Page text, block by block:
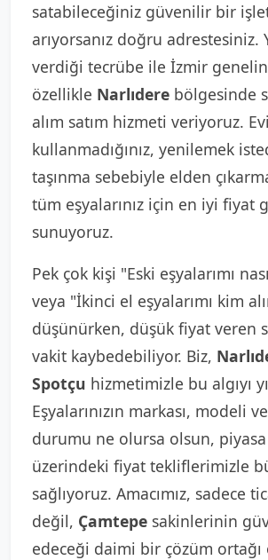
satabileceğiniz güvenilir bir
arıyorsanız doğru adrestesiniz.
verdiği tecrübe ile İzmir
özellikle Narlıdere bölgesinde
alım satım hizmeti veriyoruz.
kullanmadığınız, yenilemek
taşınma sebebiyle elden
tüm eşyalarınız için en iyi fiyat
sunuyoruz.
Pek çok kişi "Eski eşyalarımı
veya "İkinci el eşyalarımı kim
düşünürken, düşük fiyat veren
vakit kaybedebiliyor. Biz,
Spotçu hizmetimizle bu algıyı
Eşyalarınızın markası, modeli
durumu ne olursa olsun, piyasa
üzerindeki fiyat tekliflerimizle
sağlıyoruz. Amacımız, sadece
değil, Çamtepe sakinlerinin
edeceği daimi bir çözüm ortağı